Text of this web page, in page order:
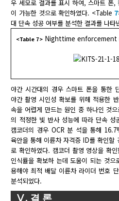
우 세모로 결과를 표시 하여, 스마트 폰
이 가능한 것으로 확인하였다. <Table 7
대 단속 성공 여부를 분석한 결과를 나타
<Table 7> Nighttime enforcement
야간 시간대의 경우 스마트 폰을 통한
야간 촬영 시인성 확보를 위해 적용한
속을 어렵게 만드는 원인 중 하나인 것
의 적정한 빛 반사 성능에 따라 단속 성
캠코더의 경우 OCR 분 석을 통해
육안을 통해 이륜차 자격증 ID를 확인
로 확인하였다. 캠코더 촬영 영상을 확
인식률을 확보하 는데 도움이 되는 것
용해야 최적 배달 이륜차 라이더 번호
분석되었다.
Ⅴ. 결 론